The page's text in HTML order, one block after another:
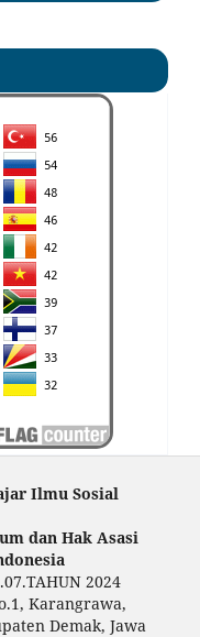
Ilmu Sosial
dan Hak Asasi
2024
Karangrawa,
Demak, Jawa